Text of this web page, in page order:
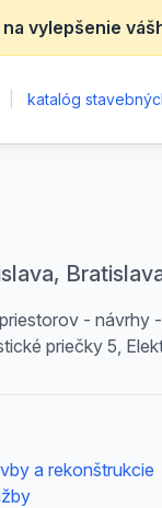
vylepšenie
katalóg
-
priečky 5,
a rekonštrukcie